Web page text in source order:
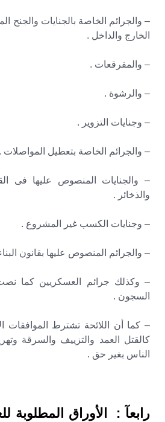
– والجرائم الخاصة بالجنايات والجنح
الخارج والداخل .
– والمفرقعات .
– والرشوة .
– وجنايات التزوير .
– والجرائم الخاصة بتعطيل المواصلات .
– والجنايات المنصوص عليها فى
والذخائر .
– وجنايات الكسب غير المشروع .
– والجرائم المنصوص عليها بقانون
السجون .
– كما أن اللائحة تشترط الموافقات
كالقتل العمد والتزييف والسرقة
الناس بغير حق .
رابعآ : الأوراق المطلوبة